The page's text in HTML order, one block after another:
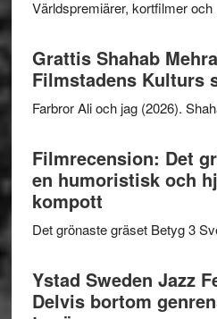
Världspremiärer, kortfilmer
Grattis Shahab
Filmstadens Kulturs
Farbror Ali och jag (2026).
Filmrecension: Det
en humoristisk och
kompott
Det grönaste gräset Betyg 3
Ystad Sweden Jazz
Delvis bortom